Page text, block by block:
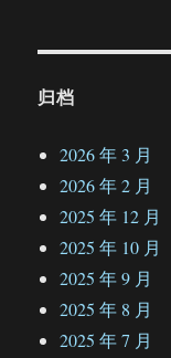
归档
2026 年 3 月
2026 年 2 月
2025 年 12 月
2025 年 10 月
2025 年 9 月
2025 年 8 月
2025 年 7 月